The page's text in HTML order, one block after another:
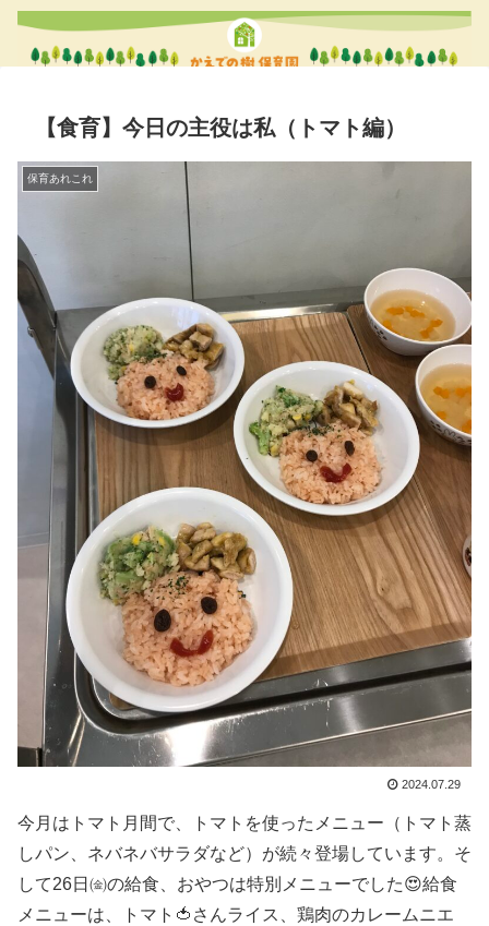
【食育】今日の主役は私（トマト編）
保育あれこれ
2024.07.29
今月はトマト月間で、トマトを使ったメニュー（トマト蒸
しパン、ネバネバサラダなど）が続々登場しています。そ
して26日㈮の給食、おやつは特別メニューでした😍給食
メニューは、トマト🍅さんライス、鶏肉のカレームニエ